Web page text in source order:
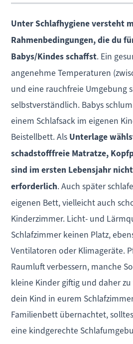
Unter Schlafhygiene versteht
Rahmenbedingungen, die du
Babys/Kindes schaffst. Ein
angenehme Temperaturen
und eine rauchfreie Umgebung
selbstverständlich. Babys
einem Schlafsack im eigenen
Beistellbett. Als Unterlage
schadstofffreie Matratze,
sind im ersten Lebensjahr
erforderlich. Auch später
eigenen Bett, vielleicht auch
Kinderzimmer. Licht- und
Schlafzimmer keinen Platz,
Ventilatoren oder Klimageräte.
Raumluft verbessern, manche
kleine Kinder giftig und daher
dein Kind in eurem
Familienbett übernachtet,
eine kindgerechte